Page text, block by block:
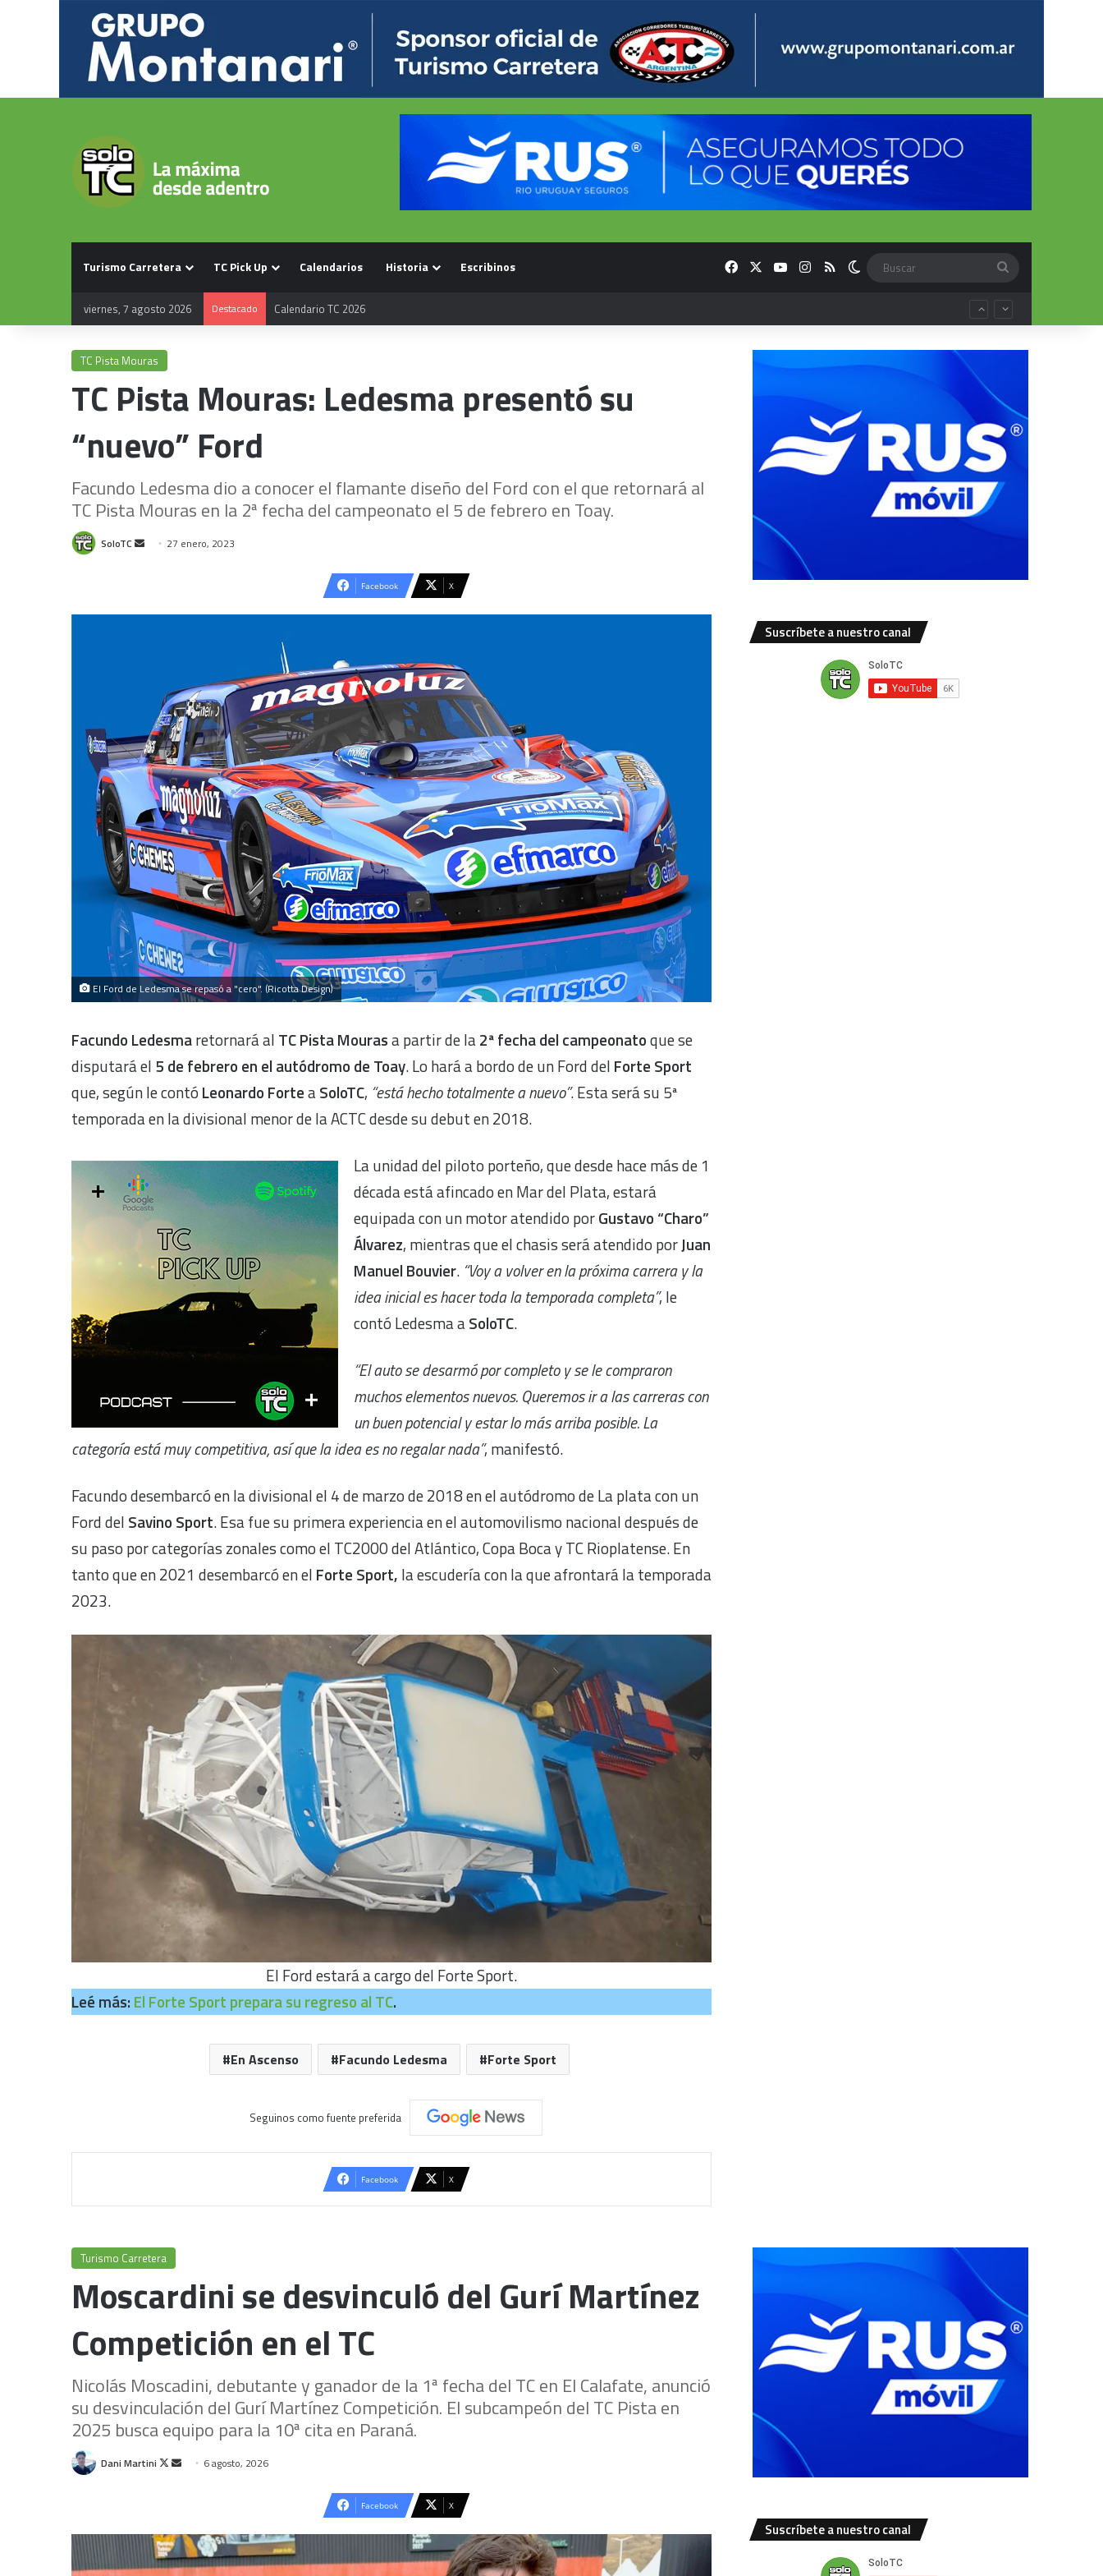
Turismo Carretera TC Pick Up Calendarios Historia Escribinos FacebookYouTubeInstagram
RSS Switch skin
viernes, 7 agosto 2026 Destacado Calendario TC 2026
TC Pista Mouras
TC Pista Mouras: Ledesma presentó su
“nuevo” Ford
Facundo Ledesma dio a conocer el flamante diseño del Ford con el que retornará al
TC Pista Mouras en la 2ª fecha del campeonato el 5 de febrero en Toay.
SoloTC
Send 27 enero, 2023
Facebook X
El Ford de Ledesma se repasó a "cero". (Ricotta Design)
Facundo Ledesmaretornará al TC Pista Mourasa partir de la2ª fecha del campeonatoque se
disputará el 5 de febrero en el autódromo de Toay. Lo hará a bordo de un Ford del Forte Sport
que, según le contó Leonardo ForteaSoloTC, “está hecho totalmente a nuevo”. Esta será su 5ª
temporada en la divisional menor de la ACTC desde su debut en 2018.
La unidad del piloto porteño, que desde hace más de 1
década está afincado en Mar del Plata, estará
equipada con un motor atendido porGustavo “Charo”
Álvarez, mientras que el chasis será atendido porJuan
Manuel Bouvier. “Voy a volver en la próxima carrera y la
idea inicial es hacer toda la temporada completa”, le
contó Ledesma aSoloTC.
“El auto se desarmó por completo y se le compraron
muchos elementos nuevos. Queremos ir a las carreras con
un buen potencial y estar lo más arriba posible. La
categoría está muy competitiva, así que la idea es no regalar nada”, manifestó.
Facundo desembarcó en la divisional el 4 de marzo de 2018 en el autódromo de La plata con un
Ford del Savino Sport. Esa fue su primera experiencia en el automovilismo nacional después de
su paso por categorías zonales como el TC2000 del Atlántico, Copa Boca y TC Rioplatense. En
tanto que en 2021 desembarcó en el Forte Sport, la escudería con la que afrontará la temporada
2023.
El Ford estará a cargo del Forte Sport.
Leé más: El Forte Sport prepara su regreso al TC.
En Ascenso Facundo Ledesma Forte Sport
Seguinos como fuente preferida
Facebook X
Suscríbete a nuestro canal